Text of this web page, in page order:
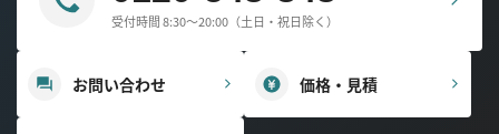
受付時間 8:30～20:00（土日・祝日除く）
お問い合わせ 価格・見積